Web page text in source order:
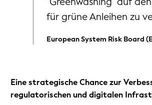
für grüne Anleihen zu
European System Risk Board
Eine strategische Chance zur
regulatorischen und digitalen